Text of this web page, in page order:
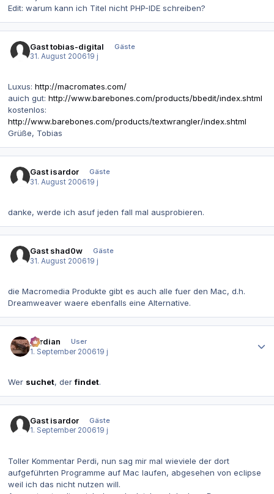
Edit: warum kann ich Titel nicht PHP-IDE schreiben?
Gast tobias-digital
Gäste
31. August 200619 j
Luxus: http://macromates.com/
auich gut: http://www.barebones.com/products/bbedit/index.shtml
kostenlos:
http://www.barebones.com/products/textwrangler/index.shtml
Grüße, Tobias
Gast isardor
Gäste
31. August 200619 j
danke, werde ich asuf jeden fall mal ausprobieren.
Gast shad0w
Gäste
31. August 200619 j
die Macromedia Produkte gibt es auch alle fuer den Mac, d.h.
Dreamweaver waere ebenfalls eine Alternative.
perdian
User
1. September 200619 j
Wer suchet, derfindet.
Gast isardor
Gäste
1. September 200619 j
Toller Kommentar Perdi, nun sag mir mal wieviele der dort
aufgeführten Programme auf Mac laufen, abgesehen von eclipse
weil ich das nicht nutzen will.